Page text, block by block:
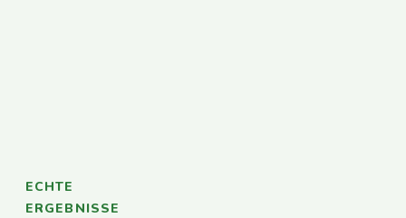
ECHTE
ERGEBNISSE